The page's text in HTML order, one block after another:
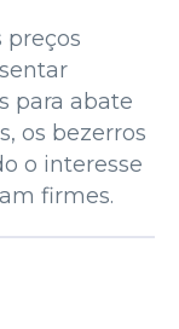
preços
para abate
os bezerros
o interesse
firmes.